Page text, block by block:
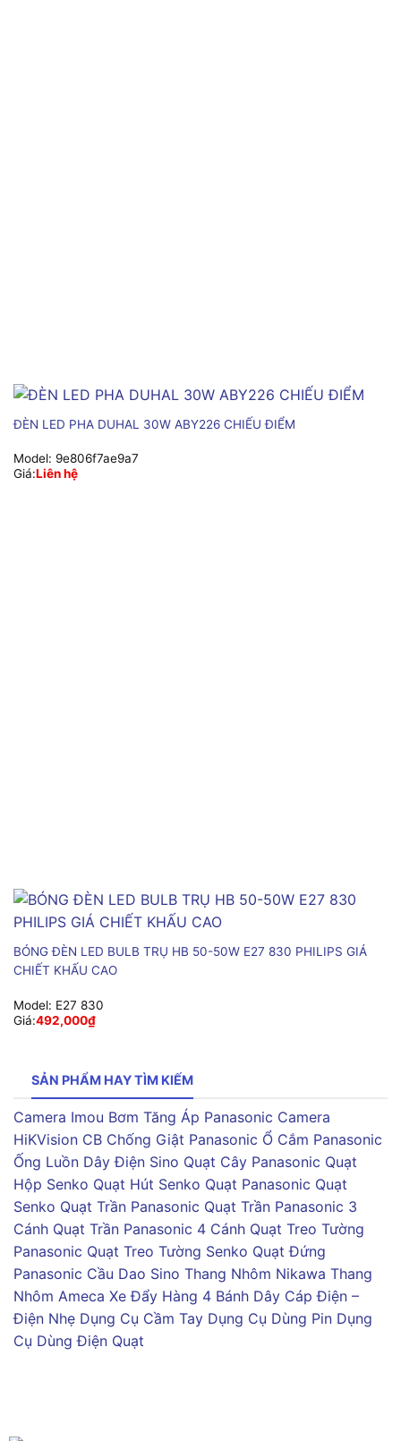
ĐÈN LED PHA DUHAL 30W ABY226 CHIẾU ĐIỂM
Model: 9e806f7ae9a7
Giá:Liên hệ
BÓNG ĐÈN LED BULB TRỤ HB 50-50W E27 830 PHILIPS GIÁ
CHIẾT KHẤU CAO
Model: E27 830
Giá:492,000₫
SẢN PHẨM HAY TÌM KIẾM
Camera Imou Bơm Tăng Áp Panasonic Camera
HiKVision CB Chống Giật Panasonic Ổ Cắm Panasonic
Ống Luồn Dây Điện Sino Quạt Cây Panasonic Quạt
Hộp Senko Quạt Hút Senko Quạt Panasonic Quạt
Senko Quạt Trần Panasonic Quạt Trần Panasonic 3
Cánh Quạt Trần Panasonic 4 Cánh Quạt Treo Tường
Panasonic Quạt Treo Tường Senko Quạt Đứng
Panasonic Cầu Dao Sino Thang Nhôm Nikawa Thang
Nhôm Ameca Xe Đẩy Hàng 4 Bánh Dây Cáp Điện –
Điện Nhẹ Dụng Cụ Cầm Tay Dụng Cụ Dùng Pin Dụng
Cụ Dùng Điện Quạt